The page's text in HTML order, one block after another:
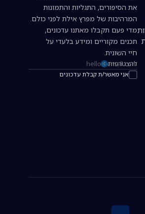
את הסיפורים, התגליות והתמונות
המרהיבות של מפרץ אילת לפני כולם.
מדי פעם תקבלו מאתנו עדכונים,
תכנים מקוריים ומידע בלעדי על
חיי השונית.
כתובת אימייל להרשמה לניוזלטר
אני מאשר/ת קבלת עדכונים
להצטרפות